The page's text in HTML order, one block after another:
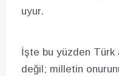
uyur.
İşte bu yüzden Türk
değil; milletin